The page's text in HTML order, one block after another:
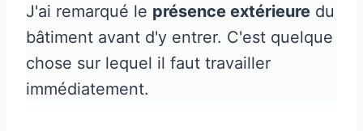
J'ai remarqué le présence extérieure du
bâtiment avant d'y entrer. C'est quelque
chose sur lequel il faut travailler
immédiatement.